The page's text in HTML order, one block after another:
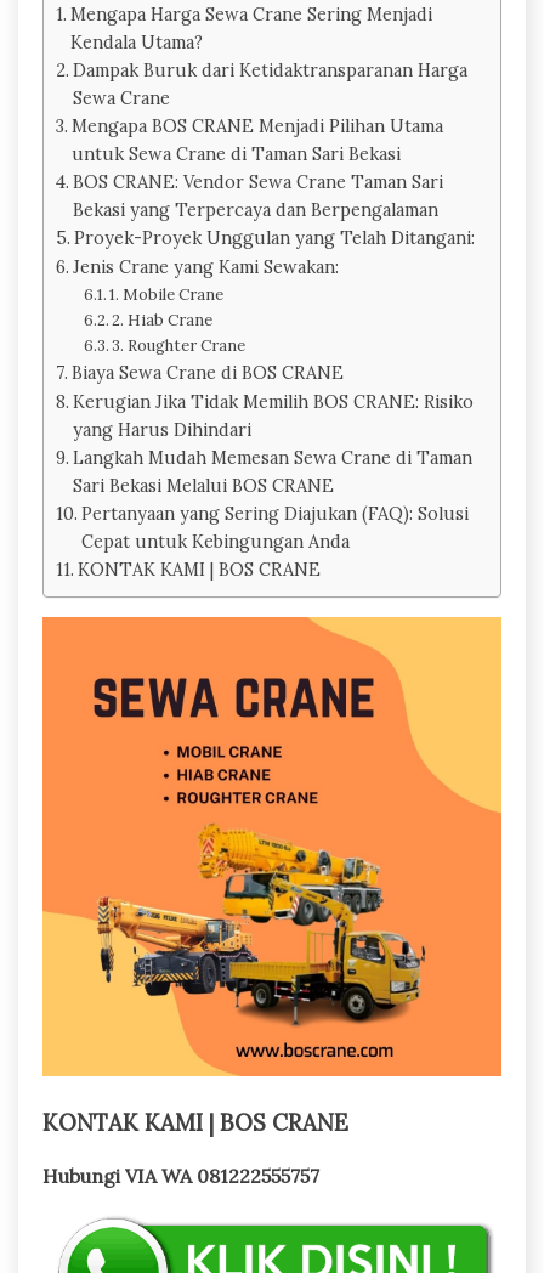
Mengapa Harga Sewa Crane Sering Menjadi
Kendala Utama?
Dampak Buruk dari Ketidaktransparanan Harga
Sewa Crane
Mengapa BOS CRANE Menjadi Pilihan Utama
untuk Sewa Crane di Taman Sari Bekasi
BOS CRANE: Vendor Sewa Crane Taman Sari
Bekasi yang Terpercaya dan Berpengalaman
Proyek-Proyek Unggulan yang Telah Ditangani:
Jenis Crane yang Kami Sewakan:
1. Mobile Crane
2. Hiab Crane
3. Roughter Crane
Biaya Sewa Crane di BOS CRANE
Kerugian Jika Tidak Memilih BOS CRANE: Risiko
yang Harus Dihindari
Langkah Mudah Memesan Sewa Crane di Taman
Sari Bekasi Melalui BOS CRANE
Pertanyaan yang Sering Diajukan (FAQ): Solusi
Cepat untuk Kebingungan Anda
KONTAK KAMI | BOS CRANE
KONTAK KAMI | BOS CRANE
Hubungi VIA WA 081222555757